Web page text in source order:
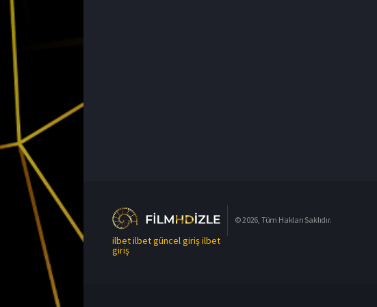
ilbetilbet güncel girişilbet
giriş
© 2026, Tüm Hakları Saklıdır.